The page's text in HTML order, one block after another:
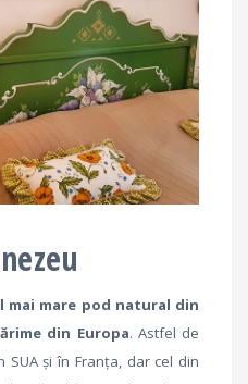
mai mare pod natural din
din Europa. Astfel de
şi în Franţa, dar cel din